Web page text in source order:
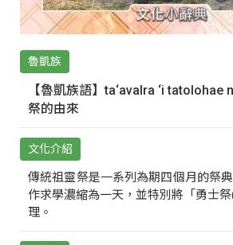
魯凱族
【魯凱族語】ta‘avalra ‘i tatolohae
祭的由來
文化介紹
傳統祖靈祭是一系列為期四個月的祭
作求學濃縮為一天，並特別將「勇士祭
理。